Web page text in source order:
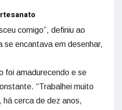
comigo”, definiu ao
se encantava em desenhar,
foi amadurecendo e se
“Trabalhei muito
cerca de dez anos,